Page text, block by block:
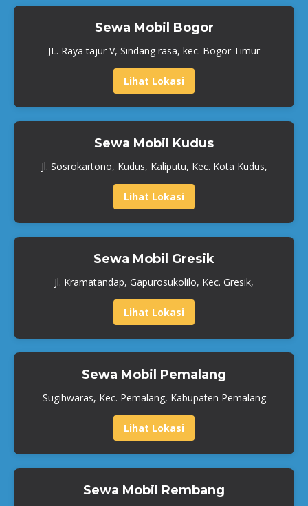
Sewa Mobil Bogor
JL. Raya tajur V, Sindang rasa, kec. Bogor Timur
Lihat Lokasi
Sewa Mobil Kudus
Jl. Sosrokartono, Kudus, Kaliputu, Kec. Kota Kudus,
Lihat Lokasi
Sewa Mobil Gresik
Jl. Kramatandap, Gapurosukolilo, Kec. Gresik,
Lihat Lokasi
Sewa Mobil Pemalang
Sugihwaras, Kec. Pemalang, Kabupaten Pemalang
Lihat Lokasi
Sewa Mobil Rembang